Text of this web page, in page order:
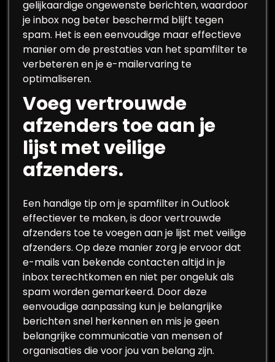
gelijkaardige ongewenste berichten, waardoor
je inbox nog beter beschermd blijft tegen
spam. Het is een eenvoudige maar effectieve
manier om de prestaties van het spamfilter te
verbeteren en je e-mailervaring te
optimaliseren.
Voeg vertrouwde
afzenders toe aan je
lijst met veilige
afzenders.
Een handige tip om je spamfilter in Outlook
effectiever te maken, is door vertrouwde
afzenders toe te voegen aan je lijst met veilige
afzenders. Op deze manier zorg je ervoor dat
e-mails van bekende contacten altijd in je
inbox terechtkomen en niet per ongeluk als
spam worden gemarkeerd. Door deze
eenvoudige aanpassing kun je belangrijke
berichten snel herkennen en mis je geen
belangrijke communicatie van mensen of
organisaties die voor jou van belang zijn.